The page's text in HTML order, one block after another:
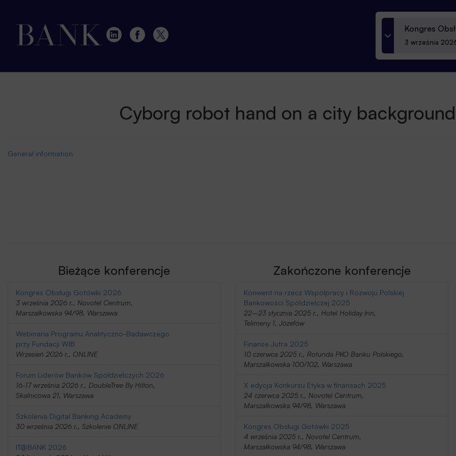
Kongres
3 września
Cyborg robot hand on a city
General information
Bieżące konferencje
Kongres Obsługi Gotówki 2026
3 września 2026 r., Novotel Centrum,
Marszałkowska 94/98, Warszawa
Webinaria Programu Analityczno-Badawczego
przy Fundacji WIB
Wrzesień 2026 r., ONLINE
Forum Liderów Banków Spółdzielczych 2026
16-17 września 2026 r., DoubleTree By Hilton,
Skalnicowa 21, Warszawa
Szkolenia Digital Banking Academy
30 września 2026 r., Szkolenie ONLINE
IT@BANK 2026
Zakończone konferencje
Konwent na rzecz Współpracy i Rozwoju Polskiej
Bankowości Spółdzielczej 2025
22–23 stycznia 2025 r., Hotel Holiday Inn,
Telimeny 1, Józefów
Finanse Jutra 2025
10 czerwca 2025 r., Rotunda PKO Banku Polskiego,
Marszałkowska 100/102, Warszawa
X edycja Konkursu Etyka w finansach 2025
24 czerwca 2025 r., Novotel Centrum,
Marszałkowska 94/98, Warszawa
Kongres Obsługi Gotówki 2025
4 września 2025 r., Novotel Centrum,
Marszałkowska 94/98, Warszawa